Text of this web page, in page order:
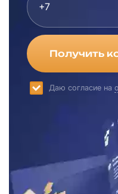
Получить
Даю согласие на